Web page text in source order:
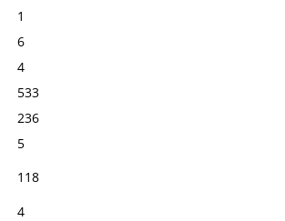
1
6
4
533
236
5
118
4